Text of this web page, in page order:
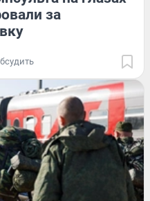
за